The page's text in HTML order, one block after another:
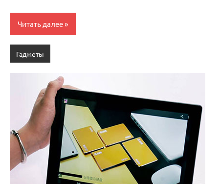
Читать далее
Гаджеты